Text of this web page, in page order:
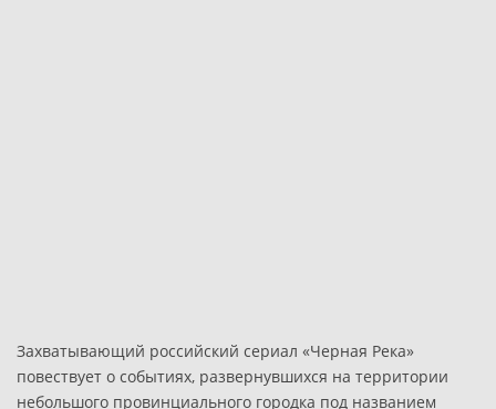
Захватывающий российский сериал «Черная Река»
повествует о событиях, развернувшихся на территории
небольшого провинциального городка под названием